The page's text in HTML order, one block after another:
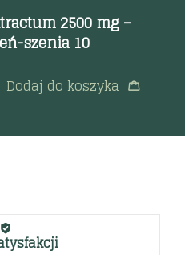
2500 mg –
szenia 10
Dodaj do koszyka